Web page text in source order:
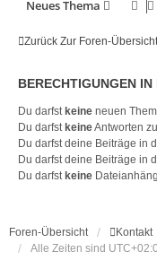
Neues Thema
Zurück Zur Foren-Übersicht
BERECHTIGUNGEN
Du darfst keine neuen
Du darfst keineAntworten
Du darfst deine Beiträge in
Du darfst deine Beiträge in
Du darfst keine
Foren-Übersicht Kontakt
Alle Zeiten sind